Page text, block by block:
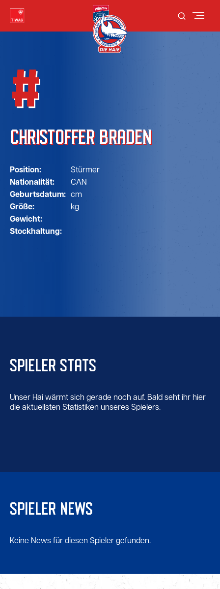
Position:
Nationalität:
Geburtsdatum:
Größe:
Gewicht:
Stockhaltung:
Stürmer
CAN
cm
kg
#
CHRISTOFFER BRADEN
SPIELER STATS
Unser Hai wärmt sich gerade noch auf. Bald seht ihr hier
die aktuellsten Statistiken unseres Spielers.
SPIELER NEWS
Keine News für diesen Spieler gefunden.